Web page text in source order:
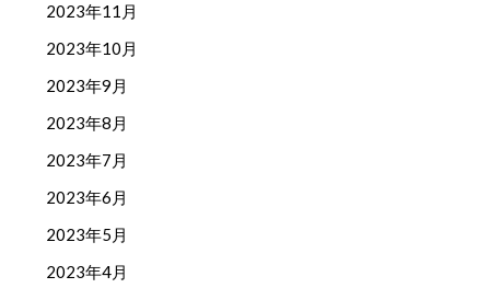
2023年11月
2023年10月
2023年9月
2023年8月
2023年7月
2023年6月
2023年5月
2023年4月